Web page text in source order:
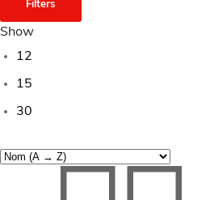
Filters
Show
12
15
30